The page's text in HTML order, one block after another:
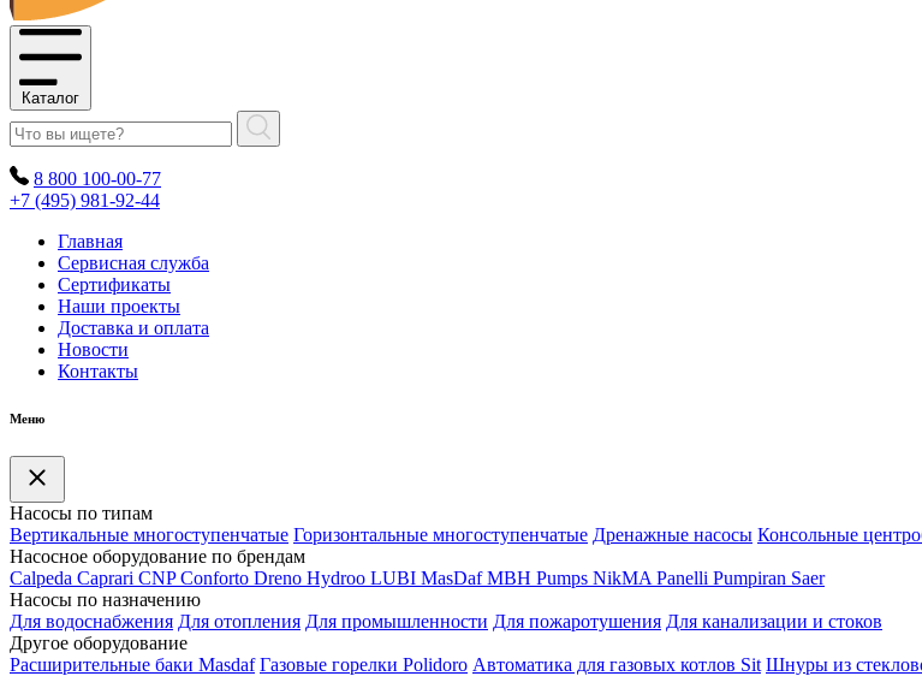
Каталог
8 800 100-00-77
+7 (495) 981-92-44
Главная
Сервисная служба
Сертификаты
Наши проекты
Доставка и оплата
Новости
Контакты
Меню
Насосы по типам
Вертикальные многоступенчатые Горизонтальные многоступенчатые Дренажные насосы Консольные
Насосное оборудование по брендам
Calpeda Caprari CNP Conforto Dreno Hydroo LUBI MasDaf MBH Pumps NikMA Panelli Pumpiran Saer
Насосы по назначению
Для водоснабжения Для отопления Для промышленности Для пожаротушения Для канализации и стоков
Другое оборудование
Расширительные баки Masdaf Газовые горелки Polidoro Автоматика для газовых котлов Sit Шнуры из